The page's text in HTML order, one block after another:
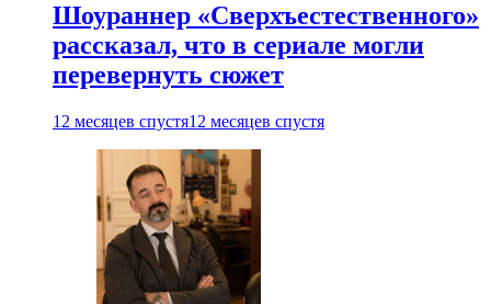
Шоураннер «Сверхъестественного»
рассказал, что в сериале могли
перевернуть сюжет
12 месяцев спустя12 месяцев спустя